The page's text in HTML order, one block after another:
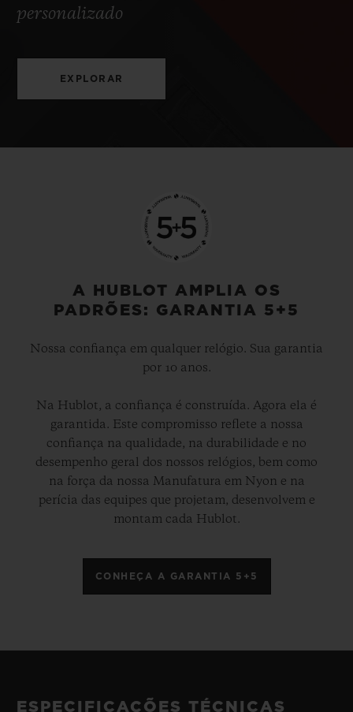
personalizado
EXPLORAR
A HUBLOT AMPLIA OS
PADRÕES: GARANTIA 5+5
Nossa confiança em qualquer relógio. Sua garantia
por 10 anos.
Na Hublot, a confiança é construída. Agora ela é
garantida. Este compromisso reflete a nossa
confiança na qualidade, na durabilidade e no
desempenho geral dos nossos relógios, bem como
na força da nossa Manufatura em Nyon e na
perícia das equipes que projetam, desenvolvem e
montam cada Hublot.
CONHEÇA A GARANTIA 5+5
ESPECIFICAÇÕES TÉCNICAS